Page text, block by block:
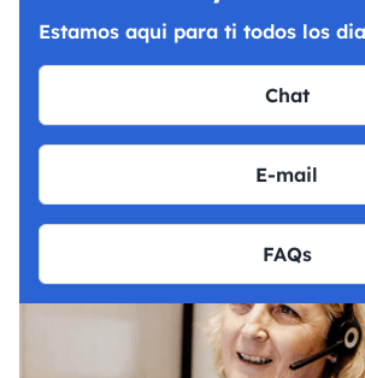
Estamos aqui para ti todos los
Chat
E-mail
FAQs